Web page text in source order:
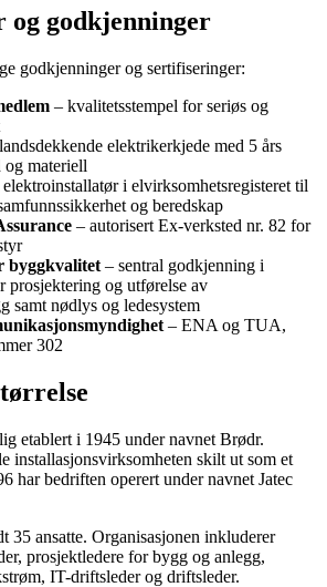
og godkjenninger
godkjenninger og sertifiseringer:
– kvalitetsstempel for seriøs og
elektrikerkjede med 5 års
og materiell
i elvirksomhetsregisteret til
og beredskap
– autorisert Ex-verksted nr. 82 for
byggkvalitet – sentral godkjenning i
prosjektering og utførelse av
samt nødlys og ledesystem
– ENA og TUA,
302
etablert i 1945 under navnet Brødr.
installasjonsvirksomheten skilt ut som et
har bedriften operert under navnet Jatec
35 ansatte. Organisasjonen inkluderer
prosjektledere for bygg og anlegg,
IT-driftsleder og driftsleder.